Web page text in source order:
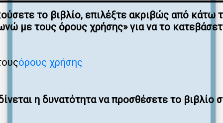
το βιβλίο, επιλέξτε ακριβώς από κάτω
με τους όρους χρήσης» για να το
όρους χρήσης
η δυνατότητα να προσθέσετε το βιβλίο